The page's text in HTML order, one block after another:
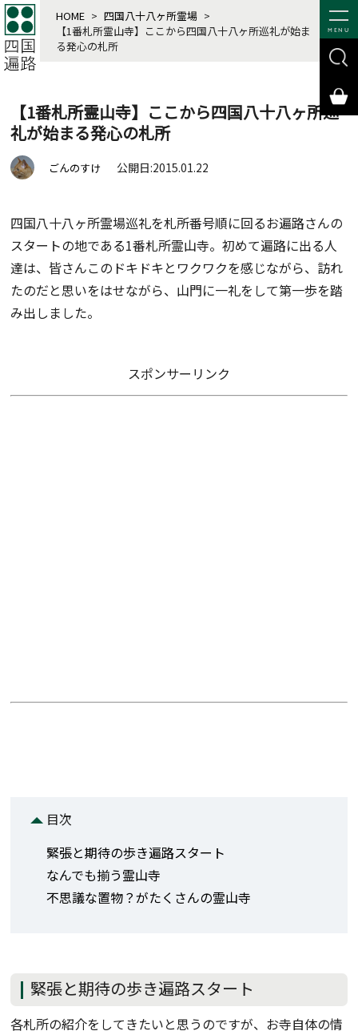
MENU
HOME > 四国八十八ヶ所霊場 >
【1番札所霊山寺】ここから四国八十八ヶ所巡礼が始ま
る発心の札所
【1番札所霊山寺】ここから四国八十八ヶ所巡
礼が始まる発心の札所
ごんのすけ 公開日:2015.01.22
四国八十八ヶ所霊場巡礼を札所番号順に回るお遍路さんの
スタートの地である1番札所霊山寺。初めて遍路に出る人
達は、皆さんこのドキドキとワクワクを感じながら、訪れ
たのだと思いをはせながら、山門に一礼をして第一歩を踏
み出しました。
スポンサーリンク
目次
緊張と期待の歩き遍路スタート
なんでも揃う霊山寺
不思議な置物？がたくさんの霊山寺
緊張と期待の歩き遍路スタート
各札所の紹介をしてきたいと思うのですが、お寺自体の情